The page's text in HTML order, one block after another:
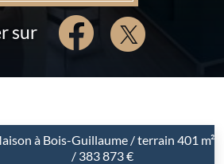
sur
à Bois-Guillaume / terrain 401 m²
/ 383 873 €